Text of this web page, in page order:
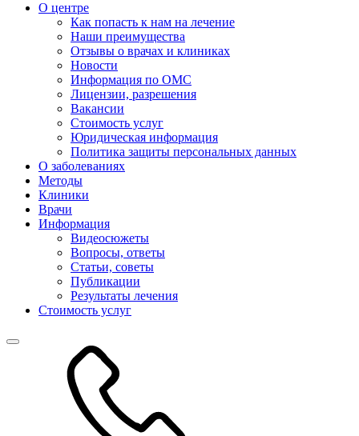
О центре
Как попасть к нам на лечение
Наши преимущества
Отзывы о врачах и клиниках
Новости
Информация по ОМС
Лицензии, разрешения
Вакансии
Стоимость услуг
Юридическая информация
Политика защиты персональных данных
О заболеваниях
Методы
Клиники
Врачи
Информация
Видеосюжеты
Вопросы, ответы
Статьи, советы
Публикации
Результаты лечения
Стоимость услуг